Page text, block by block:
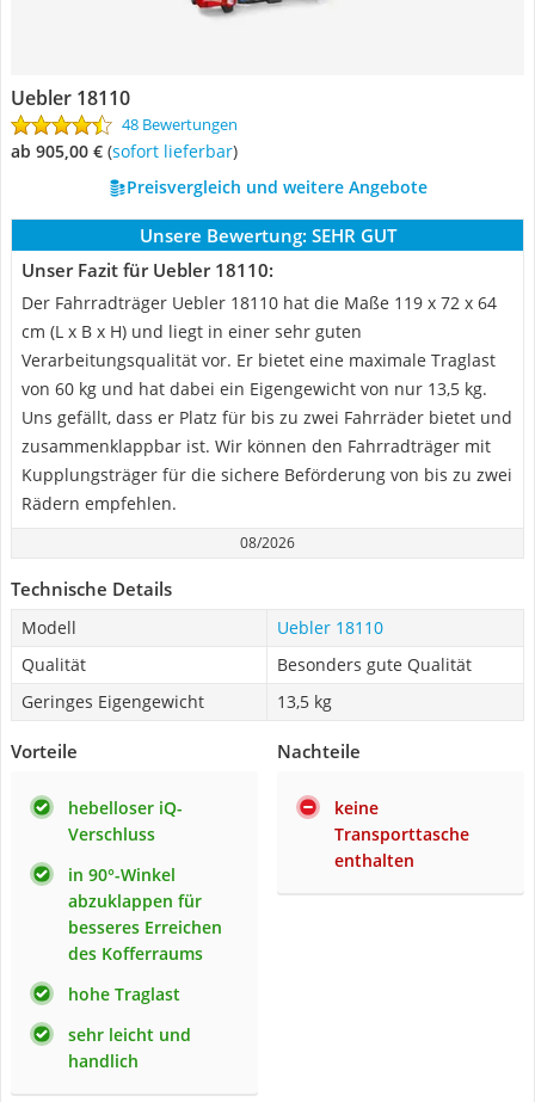
Uebler 18110
48 Bewertungen
ab 905,00 € ( Sofort lieferbar)
Preisvergleich und weitere Angebote
Unsere Bewertung: SEHR GUT
Unser Fazit für Uebler 18110:
Der Fahrradträger Uebler 18110 hat die Maße 119 x 72 x 64
cm (L x B x H) und liegt in einer sehr guten
Verarbeitungsqualität vor. Er bietet eine maximale Traglast
von 60 kg und hat dabei ein Eigengewicht von nur 13,5 kg.
Uns gefällt, dass er Platz für bis zu zwei Fahrräder bietet und
zusammenklappbar ist. Wir können den Fahrradträger mit
Kupplungsträger für die sichere Beförderung von bis zu zwei
Rädern empfehlen.
08/2026
Technische Details
Modell
Uebler 18110
Qualität
Besonders gute Qualität
Geringes Eigengewicht
13,5 kg
Vorteile
hebelloser iQ-
Verschluss
in 90°-Winkel
abzuklappen für
besseres Erreichen
des Kofferraums
hohe Traglast
sehr leicht und
handlich
Nachteile
keine
Transporttasche
enthalten